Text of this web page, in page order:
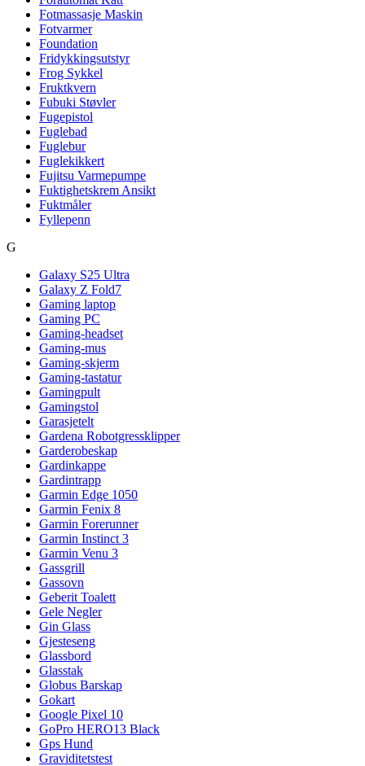
Fotmassasje Maskin
Fotvarmer
Foundation
Fridykkingsutstyr
Frog Sykkel
Fruktkvern
Fubuki Støvler
Fugepistol
Fuglebad
Fuglebur
Fuglekikkert
Fujitsu Varmepumpe
Fuktighetskrem Ansikt
Fuktmåler
Fyllepenn
G
Galaxy S25 Ultra
Galaxy Z Fold7
Gaming laptop
Gaming PC
Gaming-headset
Gaming-mus
Gaming-skjerm
Gaming-tastatur
Gamingpult
Gamingstol
Garasjetelt
Gardena Robotgressklipper
Garderobeskap
Gardinkappe
Gardintrapp
Garmin Edge 1050
Garmin Fenix 8
Garmin Forerunner
Garmin Instinct 3
Garmin Venu 3
Gassgrill
Gassovn
Geberit Toalett
Gele Negler
Gin Glass
Gjesteseng
Glassbord
Glasstak
Globus Barskap
Gokart
Google Pixel 10
GoPro HERO13 Black
Gps Hund
Graviditetstest